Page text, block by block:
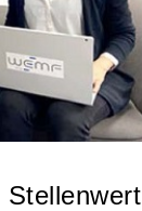
Stellenwert